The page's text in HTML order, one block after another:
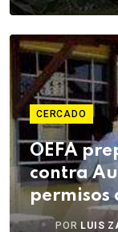
CERCADO
OEFA
contra
permisos
POR LUIS